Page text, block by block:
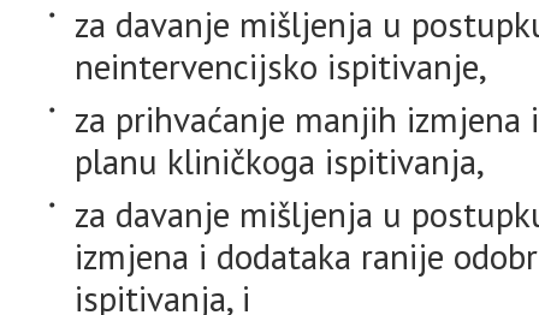
za davanje mišljenja u
neintervencijsko ispitivanje,
za prihvaćanje manjih
planu kliničkoga ispitivanja,
za davanje mišljenja u
izmjena i dodataka ranije
ispitivanja, i